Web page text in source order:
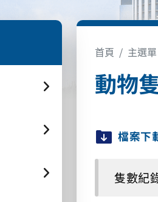
首頁 主選單
動物
檔案下
隻數紀